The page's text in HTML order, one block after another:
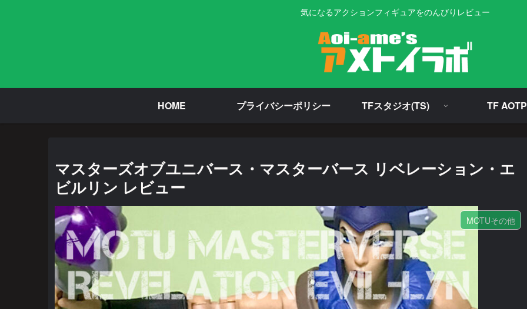
気になるアクションフィギュアをのんびりレビュー
HOME プライバシーポリシー TFスタジオ(TS) TF AOTP
マスターズオブユニバース・マスターバース リベレーション・エ
ビルリン レビュー
MOTUその他